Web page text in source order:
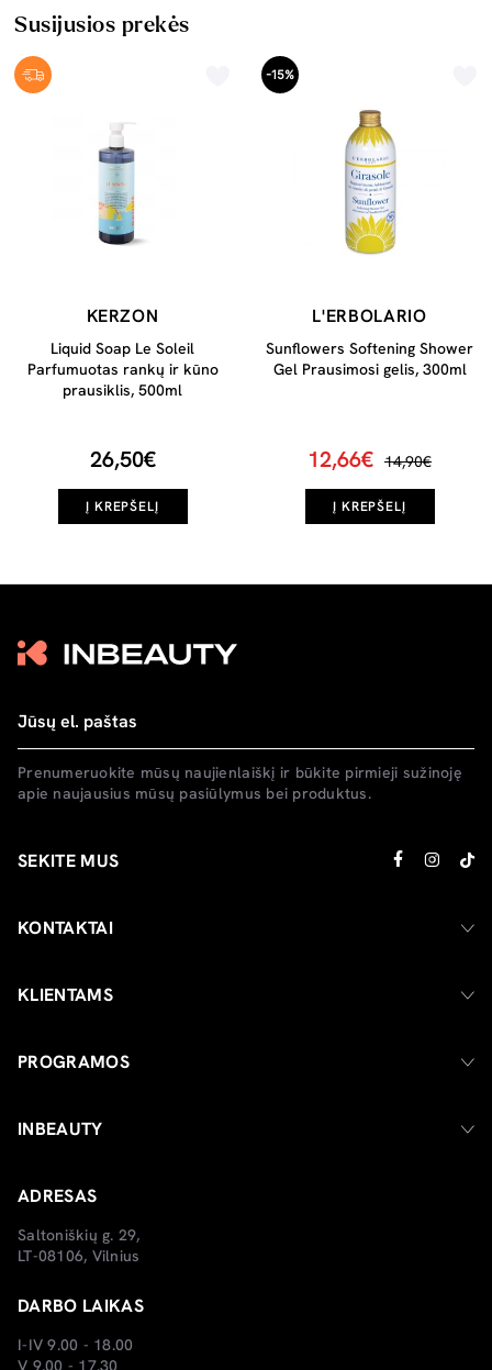
Susijusios prekės
KERZON
Liquid Soap Le Soleil
Parfumuotas rankų ir kūno
prausiklis, 500ml
26,50€
Į KREPŠELĮ
-15%
L'ERBOLARIO
Sunflowers Softening Shower
Gel Prausimosi gelis, 300ml
12,66€ 14,90€
Į KREPŠELĮ
Prenumeruokite mūsų naujienlaiškį ir būkite pirmieji sužinoję
apie naujausius mūsų pasiūlymus bei produktus.
SEKITE MUS
KONTAKTAI
KLIENTAMS
PROGRAMOS
INBEAUTY
ADRESAS
Saltoniškių g. 29,
LT-08106, Vilnius
DARBO LAIKAS
I-IV 9.00 - 18.00
V 9.00 - 17.30